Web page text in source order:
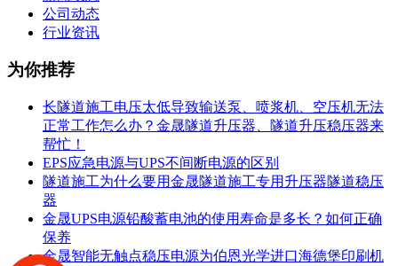
公司动态
行业资讯
为你推荐
长隧道施工电压太低导致输送泵、喷浆机、空压机无法
正常工作怎么办？金晟隧道升压器、隧道升压稳压器来
帮忙！
EPS应急电源与UPS不间断电源的区别
隧道施工为什么要用金晟隧道施工专用升压器隧道稳压
器
金晟UPS电源铅酸蓄电池的使用寿命是多长？如何正确
保养
金晟智能无触点稳压电源为伯恩光学进口海德堡印刷机